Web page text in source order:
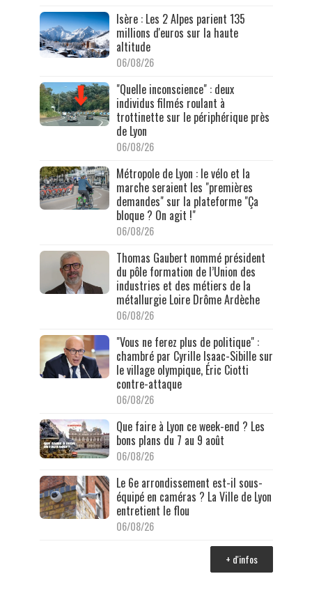
Isère : Les 2 Alpes parient 135
millions d'euros sur la haute
altitude
06/08/26
"Quelle inconscience" : deux
individus filmés roulant à
trottinette sur le périphérique près
de Lyon
06/08/26
Métropole de Lyon : le vélo et la
marche seraient les "premières
demandes" sur la plateforme "Ça
bloque ? On agit !"
06/08/26
Thomas Gaubert nommé président
du pôle formation de l’Union des
industries et des métiers de la
métallurgie Loire Drôme Ardèche
06/08/26
"Vous ne ferez plus de politique" :
chambré par Cyrille Isaac-Sibille sur
le village olympique, Éric Ciotti
contre-attaque
06/08/26
Que faire à Lyon ce week-end ? Les
bons plans du 7 au 9 août
06/08/26
Le 6e arrondissement est-il sous-
équipé en caméras ? La Ville de Lyon
entretient le flou
06/08/26
+ d'infos